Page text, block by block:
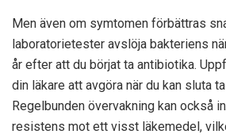
Men även om symtomen förbättras
laboratorietester avslöja bakteriens
år efter att du börjat ta antibiotika.
din läkare att avgöra när du kan sluta
Regelbunden övervakning kan också
resistens mot ett visst läkemedel,